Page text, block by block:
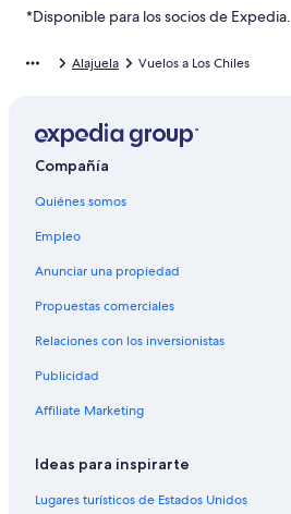
*Disponible para los socios de Expedia.
Alajuela Vuelos a Los Chiles
Compañía
Quiénes somos
Empleo
Anunciar una propiedad
Propuestas comerciales
Relaciones con los inversionistas
Publicidad
Affiliate Marketing
Ideas para inspirarte
Lugares turísticos de Estados Unidos